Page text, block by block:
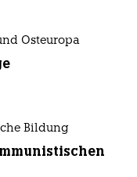
Osteuropa
Bildung